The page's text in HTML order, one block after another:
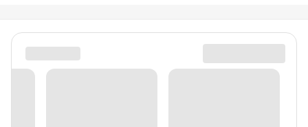
دیدگاه‌ها